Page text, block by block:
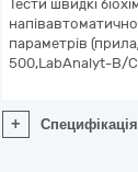
Тести швидкі
параметрів
500,LabAnalyt-В/
+